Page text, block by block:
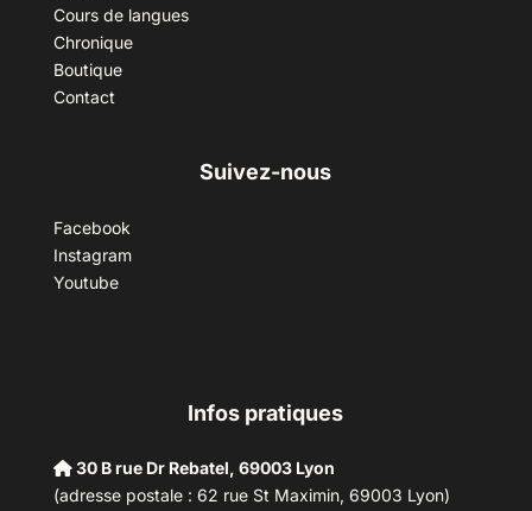
Cours de langues
Chronique
Boutique
Contact
Suivez-nous
Facebook
Instagram
Youtube
Infos pratiques
30 B rue Dr Rebatel, 69003 Lyon
(adresse postale : 62 rue St Maximin, 69003 Lyon)